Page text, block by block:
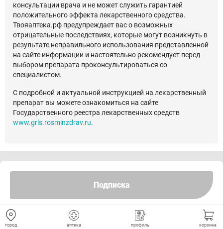
город аптека профиль корзина
Подписка
консультации врача и не может служить гарантией
положительного эффекта лекарственного средства.
Твояаптека.рф предупреждает вас о возможных
отрицательные последствиях, которые могут возникнуть в
результате неправильного использования представленной
на сайте информации и настоятельно рекомендует перед
выбором препарата проконсультироваться со
специалистом.
С подробной и актуальной инструкцией на лекарственный
препарат вы можете ознакомиться на сайте
Государственного реестра лекарственных средств
www.grls.rosminzdrav.ru.
Отзывы